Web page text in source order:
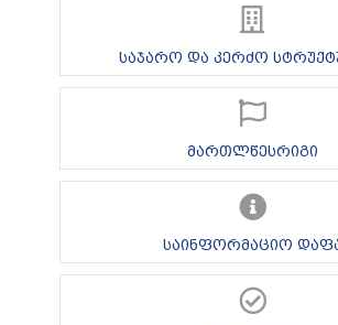
საჯარო და კერძო
მართლწესრიგი
საინფორმაციო